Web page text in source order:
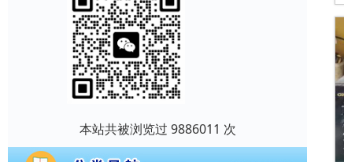
本站共被浏览过 9886011 次